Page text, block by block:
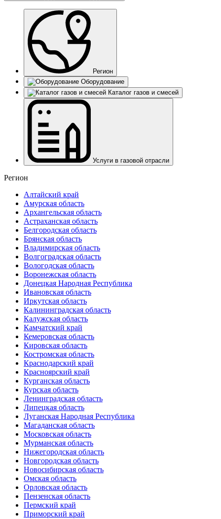
Регион
Оборудование
Каталог газов и смесей
Услуги в газовой отрасли
Регион
Алтайский край
Амурская область
Архангельская область
Астраханская область
Белгородская область
Брянская область
Владимирская область
Волгоградская область
Вологодская область
Воронежская область
Донецкая Народная Республика
Ивановская область
Иркутская область
Калининградская область
Калужская область
Камчатский край
Кемеровская область
Кировская область
Костромская область
Краснодарский край
Красноярский край
Курганская область
Курская область
Ленинградская область
Липецкая область
Луганская Народная Республика
Магаданская область
Московская область
Мурманская область
Нижегородская область
Новгородская область
Новосибирская область
Омская область
Орловская область
Пензенская область
Пермский край
Приморский край